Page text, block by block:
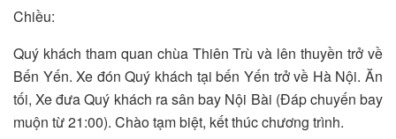
Chiều:
Quý khách tham quan chùa Thiên Trù và lên thuyền trở về
Bến Yến. Xe đón Quý khách tại bến Yến trở về Hà Nội. Ăn
tối, Xe đưa Quý khách ra sân bay Nội Bài (Đáp chuyến bay
muộn từ 21:00). Chào tạm biệt, kết thúc chương trình.